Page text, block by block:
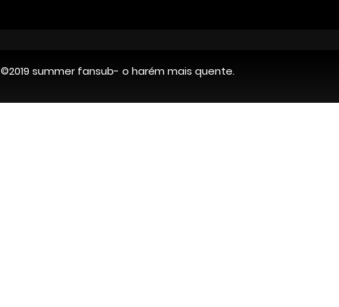
©2019 summer fansub- o harém mais quente.